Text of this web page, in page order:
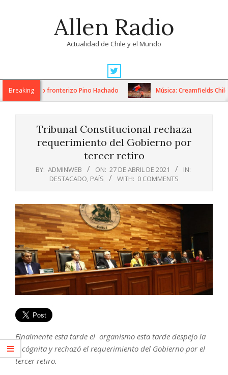
Allen Radio
Actualidad de Chile y el Mundo
Navigation
MenuBreaking
en paso fronterizo Pino Hachado Música: Creamfields Chile
Tribunal Constitucional rechaza
requerimiento del Gobierno por
tercer retiro
BY: ADMINWEB ON: 27 DE ABRIL DE 2021
IN:
DESTACADO, PAÍS WITH: 0 COMMENTS
Finalmente esta tarde el organismo esta tarde despejo la
incógnita y rechazó el requerimiento del Gobierno por el
tercer retiro.